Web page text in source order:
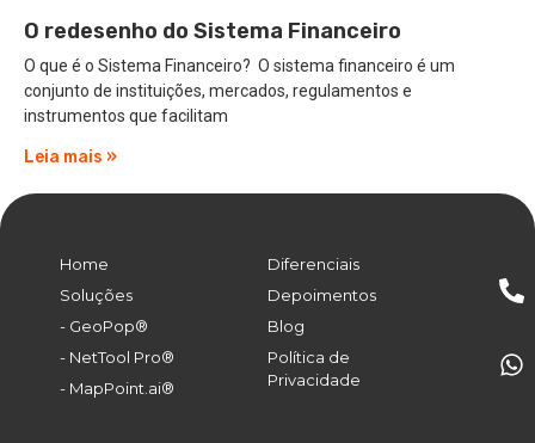
O redesenho do Sistema Financeiro
O que é o Sistema Financeiro? O sistema financeiro é um
conjunto de instituições, mercados, regulamentos e
instrumentos que facilitam
Leia mais »
Home
Soluções
- GeoPop®
- NetTool Pro®
- MapPoint.ai®
Diferenciais
Depoimentos
Blog
Política de
Privacidade